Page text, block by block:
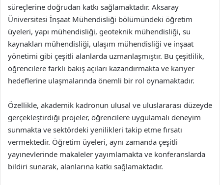
süreçlerine doğrudan katkı sağlamaktadır. Aksaray
Üniversitesi İnşaat Mühendisliği bölümündeki öğretim
üyeleri, yapı mühendisliği, geoteknik mühendisliği, su
kaynakları mühendisliği, ulaşım mühendisliği ve inşaat
yönetimi gibi çeşitli alanlarda uzmanlaşmıştır. Bu çeşitlilik,
öğrencilere farklı bakış açıları kazandırmakta ve kariyer
hedeflerine ulaşmalarında önemli bir rol oynamaktadır.
Özellikle, akademik kadronun ulusal ve uluslararası düzeyde
gerçekleştirdiği projeler, öğrencilere uygulamalı deneyim
sunmakta ve sektördeki yenilikleri takip etme fırsatı
vermektedir. Öğretim üyeleri, aynı zamanda çeşitli
yayınevlerinde makaleler yayımlamakta ve konferanslarda
bildiri sunarak, alanlarına katkı sağlamaktadır.